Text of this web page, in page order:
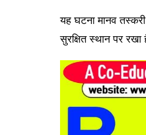
यह घटना मानव
सुरक्षित स्थान पर